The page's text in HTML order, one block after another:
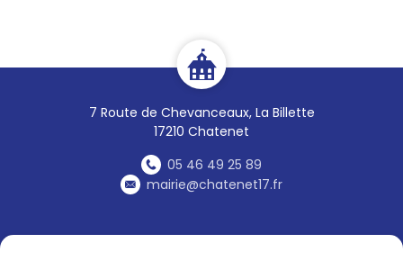
7 Route de Chevanceaux, La Billette
17210 Chatenet
05 46 49 25 89
mairie@chatenet17.fr